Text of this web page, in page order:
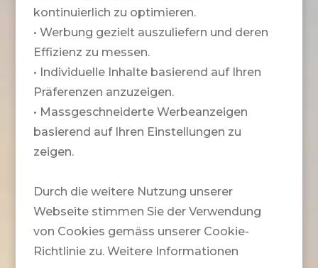
kontinuierlich zu optimieren.
• Werbung gezielt auszuliefern und deren
Effizienz zu messen.
• Individuelle Inhalte basierend auf Ihren
Präferenzen anzuzeigen.
• Massgeschneiderte Werbeanzeigen
basierend auf Ihren Einstellungen zu
zeigen.
Durch die weitere Nutzung unserer
Webseite stimmen Sie der Verwendung
von Cookies gemäss unserer Cookie-
Richtlinie zu. Weitere Informationen